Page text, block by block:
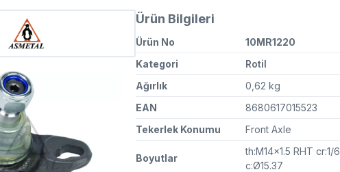
Ürün Bilgileri
Ürün No
10MR1220
Kategori
Rotil
Ağırlık
0,62 kg
EAN
8680617015523
Tekerlek Konumu
Front Axle
Boyutlar
th:M14x1.5 RHT cr:1/6
c:Ø15.37